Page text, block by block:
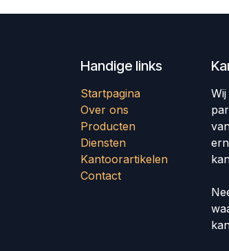
Handige links
Startpagina
Over ons
Producten
Diensten
Kantoorartikelen
Contact